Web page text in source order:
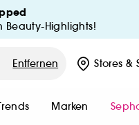
Beauty-Highlights!
Entfernen Stores &
KONTO
BESTELLUNGEN
BESTELLUNG
Marken